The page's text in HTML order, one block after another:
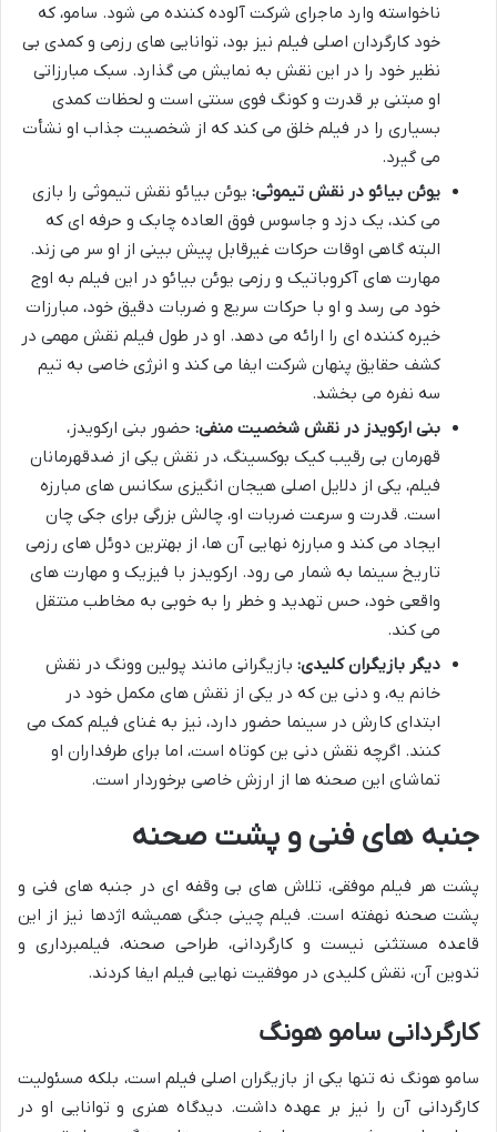
ناخواسته وارد ماجرای شرکت آلوده کننده می شود. سامو، که
خود کارگردان اصلی فیلم نیز بود، توانایی های رزمی و کمدی بی
نظیر خود را در این نقش به نمایش می گذارد. سبک مبارزاتی
او مبتنی بر قدرت و کونگ فوی سنتی است و لحظات کمدی
بسیاری را در فیلم خلق می کند که از شخصیت جذاب او نشأت
می گیرد.
یوئن بیائو در نقش تیموثی: یوئن بیائو نقش تیموثی را بازی
می کند، یک دزد و جاسوس فوق العاده چابک و حرفه ای که
البته گاهی اوقات حرکات غیرقابل پیش بینی از او سر می زند.
مهارت های آکروباتیک و رزمی یوئن بیائو در این فیلم به اوج
خود می رسد و او با حرکات سریع و ضربات دقیق خود، مبارزات
خیره کننده ای را ارائه می دهد. او در طول فیلم نقش مهمی در
کشف حقایق پنهان شرکت ایفا می کند و انرژی خاصی به تیم
سه نفره می بخشد.
بنی ارکویدز در نقش شخصیت منفی: حضور بنی ارکویدز،
قهرمان بی رقیب کیک بوکسینگ، در نقش یکی از ضدقهرمانان
فیلم، یکی از دلایل اصلی هیجان انگیزی سکانس های مبارزه
است. قدرت و سرعت ضربات او، چالش بزرگی برای جکی چان
ایجاد می کند و مبارزه نهایی آن ها، از بهترین دوئل های رزمی
تاریخ سینما به شمار می رود. ارکویدز با فیزیک و مهارت های
واقعی خود، حس تهدید و خطر را به خوبی به مخاطب منتقل
می کند.
دیگر بازیگران کلیدی: بازیگرانی مانند پولین وونگ در نقش
خانم یه، و دنی ین که در یکی از نقش های مکمل خود در
ابتدای کارش در سینما حضور دارد، نیز به غنای فیلم کمک می
کنند. اگرچه نقش دنی ین کوتاه است، اما برای طرفداران او
تماشای این صحنه ها از ارزش خاصی برخوردار است.
جنبه های فنی و پشت صحنه
پشت هر فیلم موفقی، تلاش های بی وقفه ای در جنبه های فنی و
پشت صحنه نهفته است. فیلم چینی جنگی همیشه اژدها نیز از این
قاعده مستثنی نیست و کارگردانی، طراحی صحنه، فیلمبرداری و
تدوین آن، نقش کلیدی در موفقیت نهایی فیلم ایفا کردند.
کارگردانی سامو هونگ
سامو هونگ نه تنها یکی از بازیگران اصلی فیلم است، بلکه مسئولیت
کارگردانی آن را نیز بر عهده داشت. دیدگاه هنری و توانایی او در